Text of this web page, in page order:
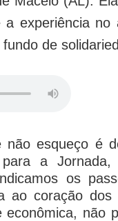
experiência no
de
não esqueço é
a Jornada,
os
ao coração
econômica, não